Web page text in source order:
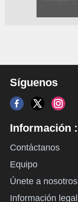
Síguenos
Información :
Contáctanos
Equipo
Únete a nosotros
Información legal